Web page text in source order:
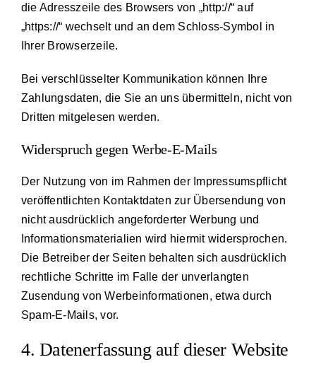
die Adresszeile des Browsers von „http://“ auf
„https://“ wechselt und an dem Schloss-Symbol in
Ihrer Browserzeile.
Bei verschlüsselter Kommunikation können Ihre
Zahlungsdaten, die Sie an uns übermitteln, nicht von
Dritten mitgelesen werden.
Widerspruch gegen Werbe-E-Mails
Der Nutzung von im Rahmen der Impressumspflicht
veröffentlichten Kontaktdaten zur Übersendung von
nicht ausdrücklich angeforderter Werbung und
Informationsmaterialien wird hiermit widersprochen.
Die Betreiber der Seiten behalten sich ausdrücklich
rechtliche Schritte im Falle der unverlangten
Zusendung von Werbeinformationen, etwa durch
Spam-E-Mails, vor.
4. Datenerfassung auf dieser Website